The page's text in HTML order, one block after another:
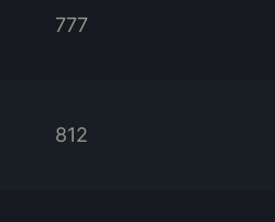
777
812